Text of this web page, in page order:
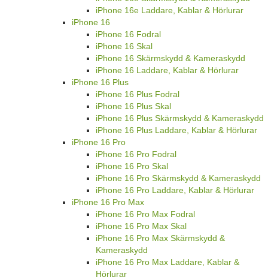
iPhone 16e Laddare, Kablar & Hörlurar
iPhone 16
iPhone 16 Fodral
iPhone 16 Skal
iPhone 16 Skärmskydd & Kameraskydd
iPhone 16 Laddare, Kablar & Hörlurar
iPhone 16 Plus
iPhone 16 Plus Fodral
iPhone 16 Plus Skal
iPhone 16 Plus Skärmskydd & Kameraskydd
iPhone 16 Plus Laddare, Kablar & Hörlurar
iPhone 16 Pro
iPhone 16 Pro Fodral
iPhone 16 Pro Skal
iPhone 16 Pro Skärmskydd & Kameraskydd
iPhone 16 Pro Laddare, Kablar & Hörlurar
iPhone 16 Pro Max
iPhone 16 Pro Max Fodral
iPhone 16 Pro Max Skal
iPhone 16 Pro Max Skärmskydd &
Kameraskydd
iPhone 16 Pro Max Laddare, Kablar &
Hörlurar